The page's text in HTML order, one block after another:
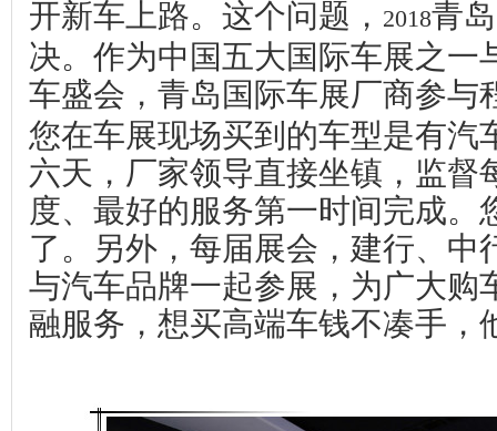
开新车上路。这个问题， 2018青
决。作为中国五大国际车展之一
车盛会，青岛国际车展厂商参与
您在车展现场买到的车型是有汽
六天，厂家领导直接坐镇，监督
度、最好的服务第一时间完成。
了。另外，每届展会，建行、中
与汽车品牌一起参展，为广大购
融服务，想买高端车钱不凑手，